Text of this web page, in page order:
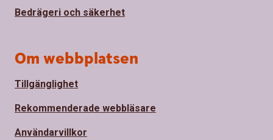
Bedrägeri och säkerhet
Om webbplatsen
Tillgänglighet
Rekommenderade webbläsare
Användarvillkor